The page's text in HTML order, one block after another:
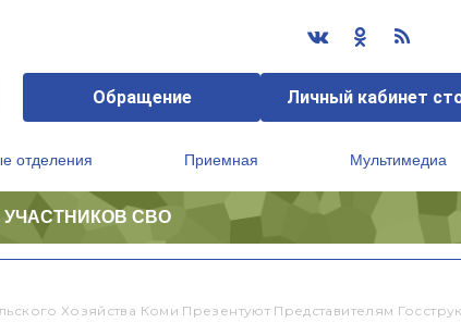
Обращение Личный кабинет
отделения Приемная Мультимедиа
УЧАСТНИКОВ СВО
Хозяйства Коми Презентуют Представителям